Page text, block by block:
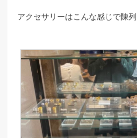
アクセサリーはこんな感じで陳列